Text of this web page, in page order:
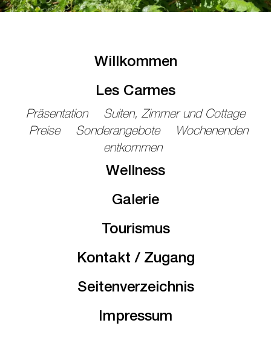
Willkommen
Les Carmes
Präsentation
Suiten, Zimmer und Cottage
Preise
Sonderangebote
Wochenenden
entkommen
Wellness
Galerie
Tourismus
Kontakt / Zugang
Seitenverzeichnis
Impressum